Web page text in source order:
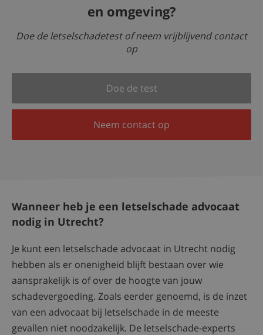
en omgeving?
Doe de letselschadetest of neem vrijblijvend contact
op
Doe de test
Neem contact op
Wanneer heb je een letselschade advocaat
nodig in Utrecht?
Je kunt een letselschade advocaat in Utrecht nodig
hebben als er onenigheid blijft bestaan over wie
aansprakelijk is of over de hoogte van jouw
schadevergoeding. Zoals eerder genoemd, is de inzet
van een advocaat bij letselschade in de meeste
gevallen niet noodzakelijk. De letselschade-experts